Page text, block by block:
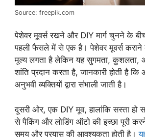
Source: freepik.com
पेशेवर मूवर्स रखने और DIY मार्ग चुनने के
पहली फैसले में से एक है। पेशेवर मूवर्स
मूल्य लगता है लेकिन यह सुगमता,
शांति प्रदान करता है, जानकारी होती है कि
अनुभवी व्यक्तियों द्वारा संभाली जाती है।
दूसरी ओर, एक DIY मूव, हालांकि सस्ता हो
से पैकिंग और लोडिंग ऑटो की इच्छा पूरी
समय और प्रयास की आवश्यकता होती है।